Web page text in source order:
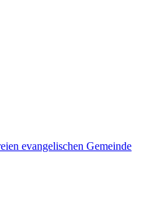
evangelischen Gemeinde